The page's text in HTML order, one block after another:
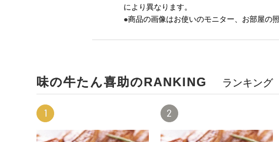
により異なります。
●商品の画像はお使いのモニター、お部屋の
味の牛たん喜助のRANKING ランキング
1 2